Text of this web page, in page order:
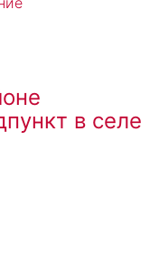
в селе